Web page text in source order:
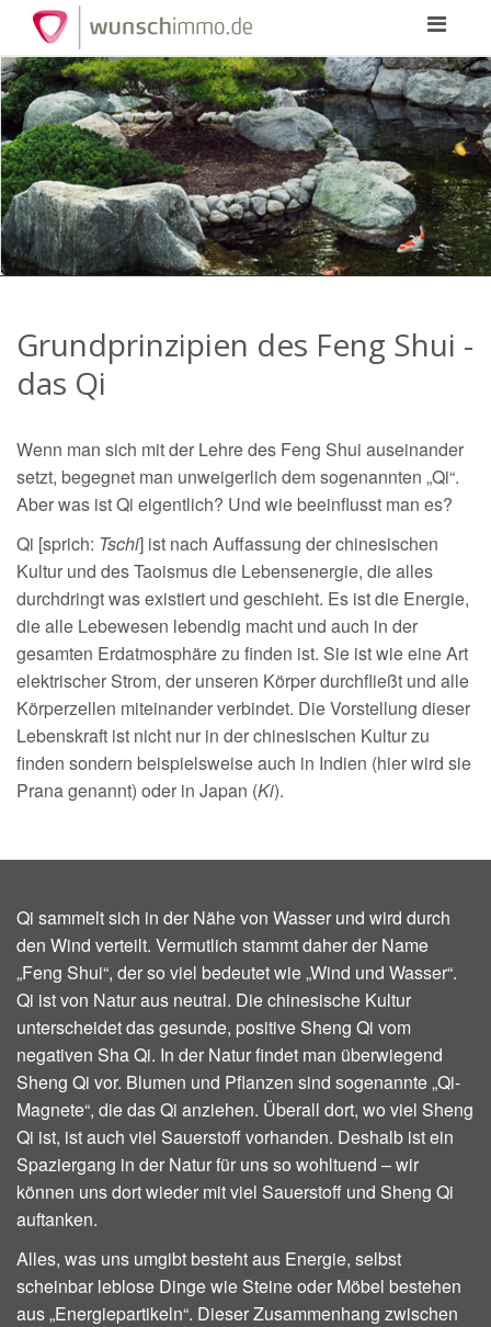
Toggle
Grundprinzipien des Feng Shui -
das Qi
Wenn man sich mit der Lehre des Feng Shui auseinander
setzt, begegnet man unweigerlich dem sogenannten „Qi“.
Aber was ist Qi eigentlich? Und wie beeinflusst man es?
Qi [sprich: Tschi] ist nach Auffassung der chinesischen
Kultur und des Taoismus die Lebensenergie, die alles
durchdringt was existiert und geschieht. Es ist die Energie,
die alle Lebewesen lebendig macht und auch in der
gesamten Erdatmosphäre zu finden ist. Sie ist wie eine Art
elektrischer Strom, der unseren Körper durchfließt und alle
Körperzellen miteinander verbindet. Die Vorstellung dieser
Lebenskraft ist nicht nur in der chinesischen Kultur zu
finden sondern beispielsweise auch in Indien (hier wird sie
Prana genannt) oder in Japan (Ki).
Qi sammelt sich in der Nähe von Wasser und wird durch
den Wind verteilt. Vermutlich stammt daher der Name
„Feng Shui“, der so viel bedeutet wie „Wind und Wasser“.
Qi ist von Natur aus neutral. Die chinesische Kultur
unterscheidet das gesunde, positive Sheng Qi vom
negativen Sha Qi. In der Natur findet man überwiegend
Sheng Qi vor. Blumen und Pflanzen sind sogenannte „Qi-
Magnete“, die das Qi anziehen. Überall dort, wo viel Sheng
Qi ist, ist auch viel Sauerstoff vorhanden. Deshalb ist ein
Spaziergang in der Natur für uns so wohltuend – wir
können uns dort wieder mit viel Sauerstoff und Sheng Qi
auftanken.
Alles, was uns umgibt besteht aus Energie, selbst
scheinbar leblose Dinge wie Steine oder Möbel bestehen
aus „Energiepartikeln“. Dieser Zusammenhang zwischen